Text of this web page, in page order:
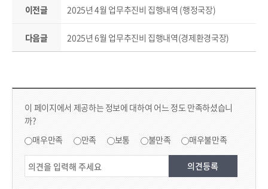
이전글 2025년 4월 업무추진비 집행내역 (행정국장)
다음글 2025년 6월 업무추진비 집행내역(경제환경국장)
컨텐츠 만족도 조사
이 페이지에서 제공하는 정보에 대하여 어느 정도 만족하셨습니
까?
매우만족 만족 보통 불만족 매우불만족